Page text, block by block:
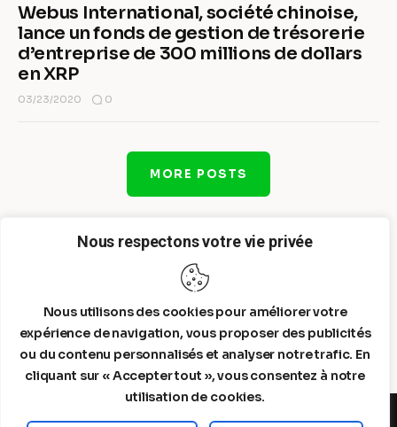
Nous respectons votre vie privée
Nous utilisons des cookies pour améliorer votre
expérience de navigation, vous proposer des publicités
ou du contenu personnalisés et analyser notre trafic. En
cliquant sur « Accepter tout », vous consentez à notre
utilisation de cookies.
Webus International, société chinoise,
lance un fonds de gestion de trésorerie
d’entreprise de 300 millions de dollars
en XRP
03/23/2020 0
MORE POSTS